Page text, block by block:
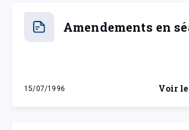
Amendements en
15/07/1996
lundi 15 juillet 1996
Voir le